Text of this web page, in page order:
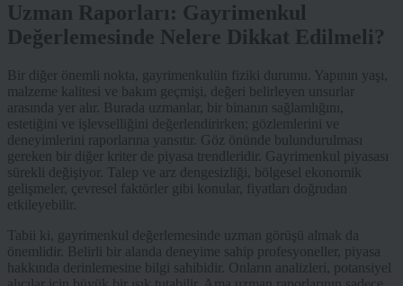
Uzman Raporları: Gayrimenkul
Değerlemesinde Nelere Dikkat Edilmeli?
Bir diğer önemli nokta, gayrimenkulün fiziki durumu. Yapının yaşı,
malzeme kalitesi ve bakım geçmişi, değeri belirleyen unsurlar
arasında yer alır. Burada uzmanlar, bir binanın sağlamlığını,
estetiğini ve işlevselliğini değerlendirirken; gözlemlerini ve
deneyimlerini raporlarına yansıtır. Göz önünde bulundurulması
gereken bir diğer kriter de piyasa trendleridir. Gayrimenkul piyasası
sürekli değişiyor. Talep ve arz dengesizliği, bölgesel ekonomik
gelişmeler, çevresel faktörler gibi konular, fiyatları doğrudan
etkileyebilir.
Tabii ki, gayrimenkul değerlemesinde uzman görüşü almak da
önemlidir. Belirli bir alanda deneyime sahip profesyoneller, piyasa
hakkında derinlemesine bilgi sahibidir. Onların analizleri, potansiyel